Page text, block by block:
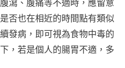
瀉、腹痛等不適時，應留意
否也在相近的時間點有類似
發病，即可視為食物中毒的
，若是個人的腸胃不適，多